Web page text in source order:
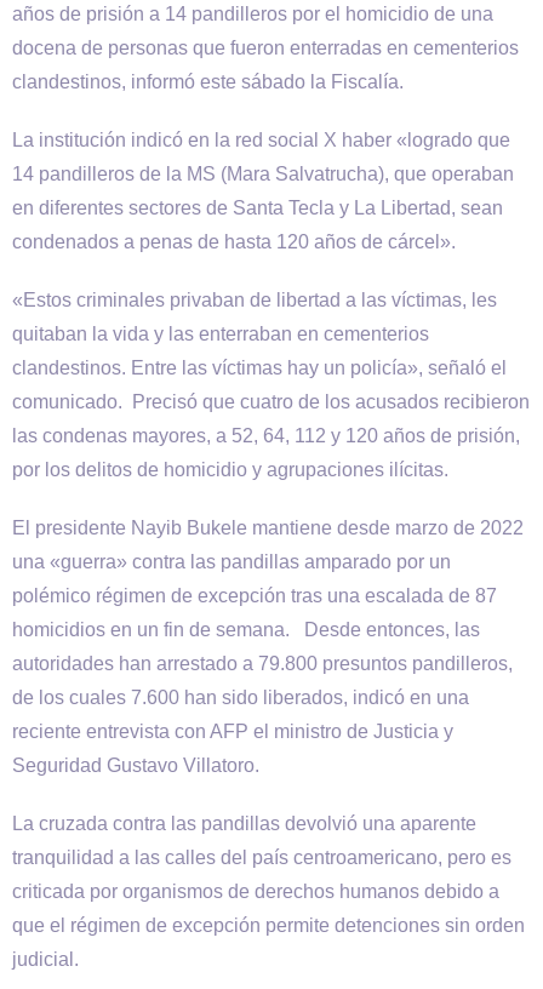
años de prisión a 14 pandilleros por el homicidio de una
docena de personas que fueron enterradas en cementerios
clandestinos, informó este sábado la Fiscalía.
La institución indicó en la red social X haber «logrado que
14 pandilleros de la MS (Mara Salvatrucha), que operaban
en diferentes sectores de Santa Tecla y La Libertad, sean
condenados a penas de hasta 120 años de cárcel».
«Estos criminales privaban de libertad a las víctimas, les
quitaban la vida y las enterraban en cementerios
clandestinos. Entre las víctimas hay un policía», señaló el
comunicado. Precisó que cuatro de los acusados recibieron
las condenas mayores, a 52, 64, 112 y 120 años de prisión,
por los delitos de homicidio y agrupaciones ilícitas.
El presidente Nayib Bukele mantiene desde marzo de 2022
una «guerra» contra las pandillas amparado por un
polémico régimen de excepción tras una escalada de 87
homicidios en un fin de semana. Desde entonces, las
autoridades han arrestado a 79.800 presuntos pandilleros,
de los cuales 7.600 han sido liberados, indicó en una
reciente entrevista con AFP el ministro de Justicia y
Seguridad Gustavo Villatoro.
La cruzada contra las pandillas devolvió una aparente
tranquilidad a las calles del país centroamericano, pero es
criticada por organismos de derechos humanos debido a
que el régimen de excepción permite detenciones sin orden
judicial.